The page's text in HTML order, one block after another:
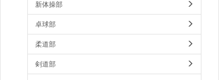
新体操部
卓球部
柔道部
剣道部